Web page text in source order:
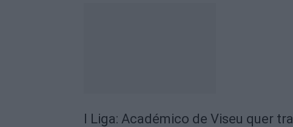
I Liga: Académico de Viseu quer